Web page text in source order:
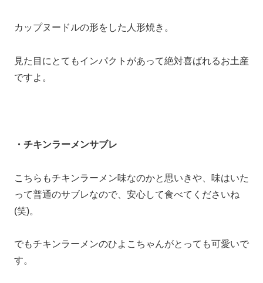
カップヌードルの形をした人形焼き。
見た目にとてもインパクトがあって絶対喜ばれるお土産
ですよ。
・チキンラーメンサブレ
こちらもチキンラーメン味なのかと思いきや、味はいた
って普通のサブレなので、安心して食べてくださいね
(笑)。
でもチキンラーメンのひよこちゃんがとっても可愛いで
す。